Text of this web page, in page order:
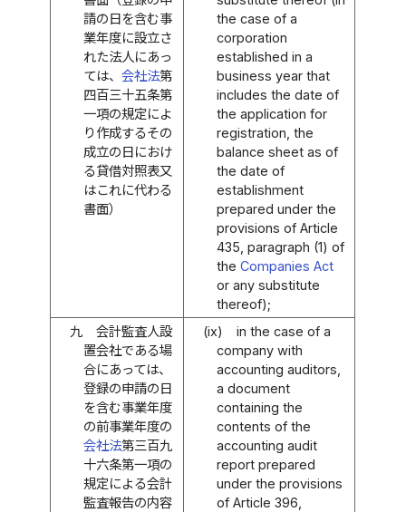
請の日を含む事
業年度に設立さ
れた法人にあっ
ては、 会社法第
四百三十五条第
一項の規定によ
り作成するその
成立の日におけ
る貸借対照表又
はこれに代わる
書面）
the case of a
corporation
established in a
business year that
includes the date of
the application for
registration, the
balance sheet as of
the date of
establishment
prepared under the
provisions of Article
435, paragraph (1) of
the Companies Act
or any substitute
thereof);
九
会計監査人設
置会社である場
合にあっては、
登録の申請の日
を含む事業年度
の前事業年度の
会社法第三百九
十六条第一項の
規定による会計
監査報告の内容
(ix)
in the case of a
company with
accounting auditors,
a document
containing the
contents of the
accounting audit
report prepared
under the provisions
of Article 396,